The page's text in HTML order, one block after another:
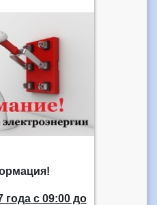
годас 09:00 до